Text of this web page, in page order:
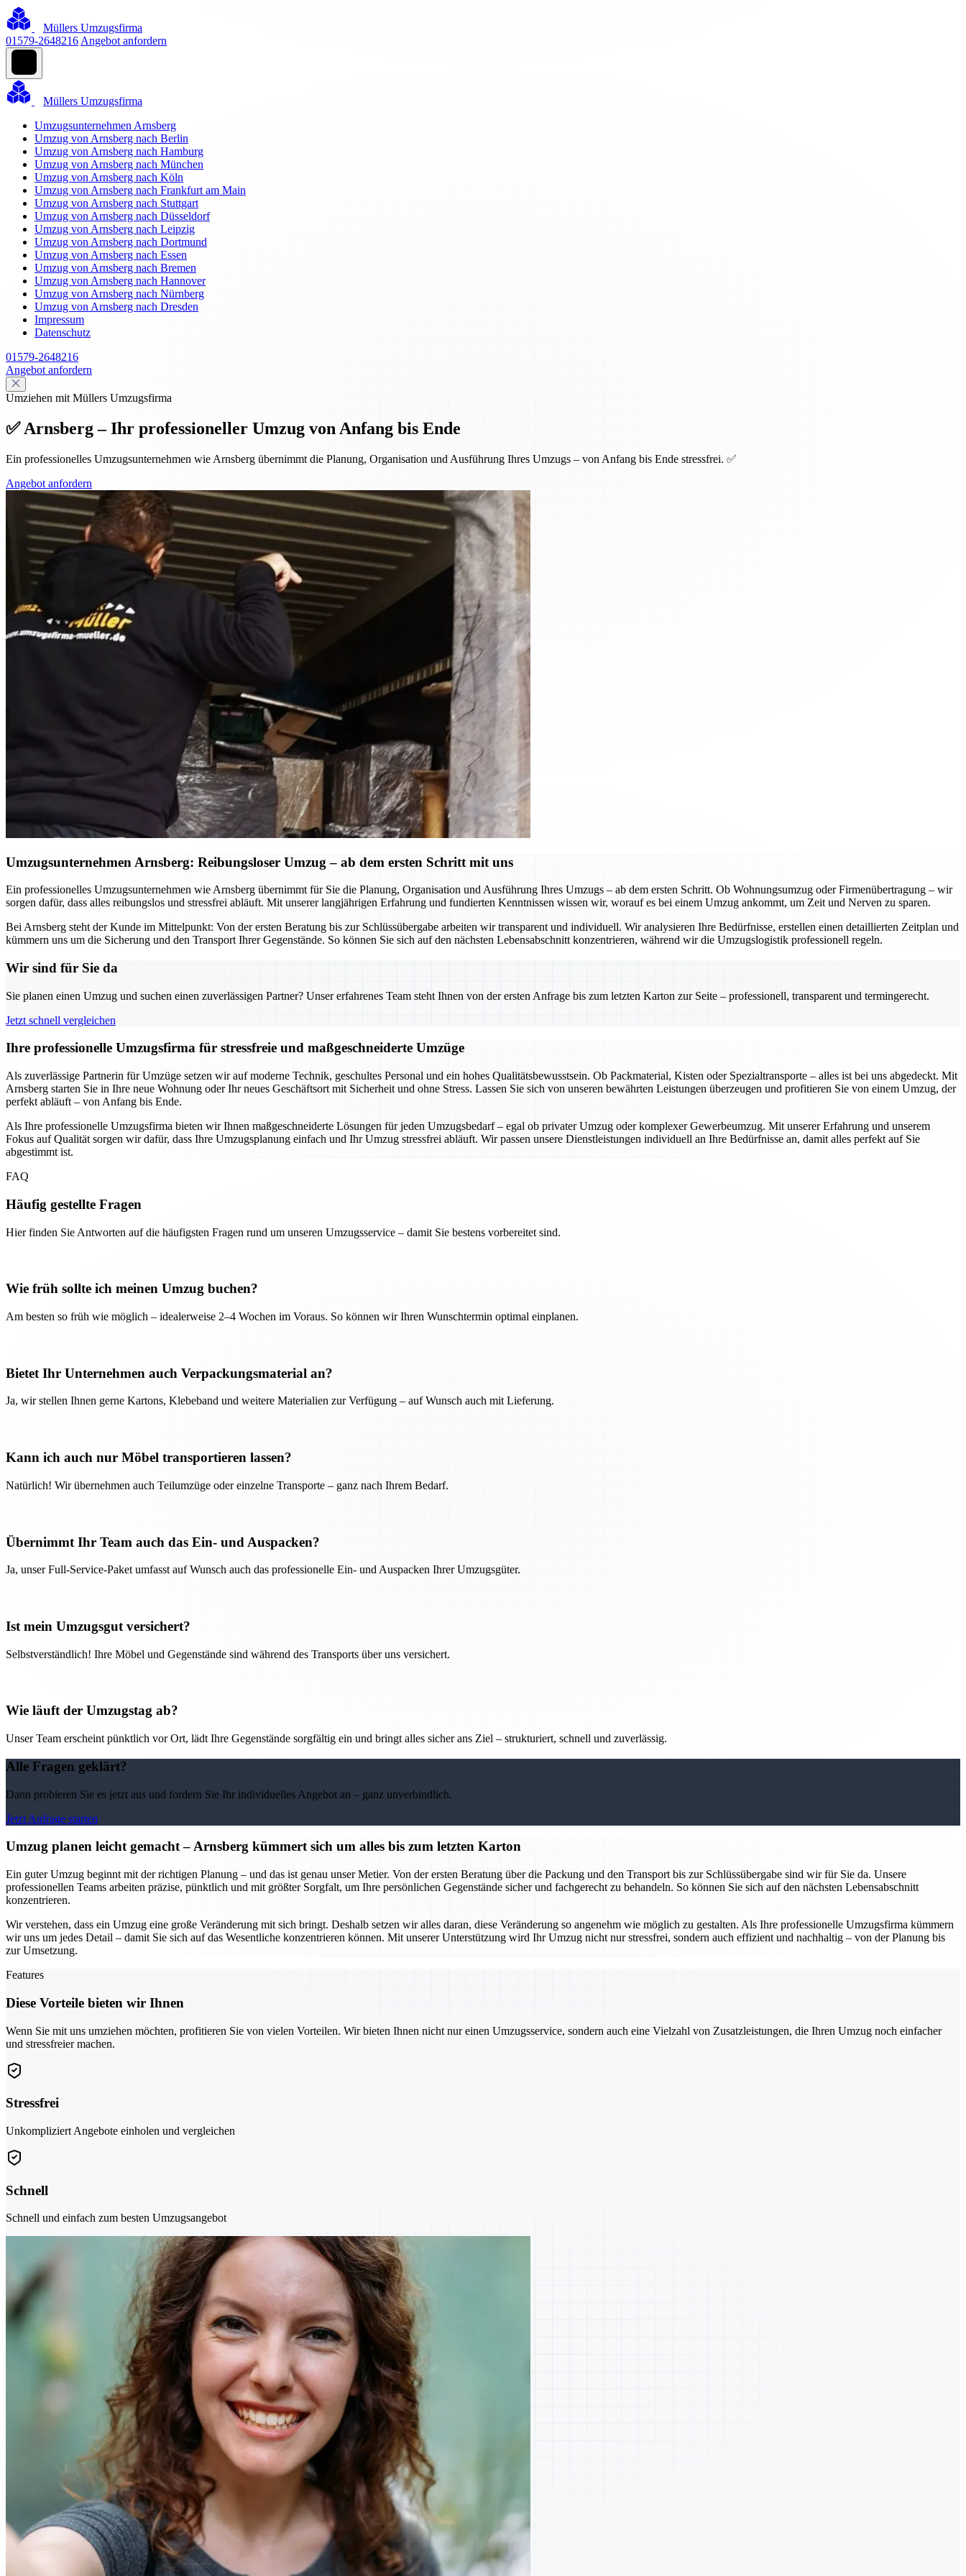
Müllers Umzugsfirma
01579-2648216 Angebot anfordern
Müllers Umzugsfirma
Umzugsunternehmen Arnsberg
Umzug von Arnsberg nach Berlin
Umzug von Arnsberg nach Hamburg
Umzug von Arnsberg nach München
Umzug von Arnsberg nach Köln
Umzug von Arnsberg nach Frankfurt am Main
Umzug von Arnsberg nach Stuttgart
Umzug von Arnsberg nach Düsseldorf
Umzug von Arnsberg nach Leipzig
Umzug von Arnsberg nach Dortmund
Umzug von Arnsberg nach Essen
Umzug von Arnsberg nach Bremen
Umzug von Arnsberg nach Hannover
Umzug von Arnsberg nach Nürnberg
Umzug von Arnsberg nach Dresden
Impressum
Datenschutz
01579-2648216
Angebot anfordern
Umziehen mit Müllers Umzugsfirma
✅ Arnsberg – Ihr professioneller Umzug von Anfang bis Ende
Ein professionelles Umzugsunternehmen wie Arnsberg übernimmt die Planung, Organisation und Ausführung Ihres Umzugs – von Anfang bis Ende stressfrei. ✅
Angebot anfordern
Umzugsunternehmen Arnsberg: Reibungsloser Umzug – ab dem ersten Schritt mit uns
Ein professionelles Umzugsunternehmen wie Arnsberg übernimmt für Sie die Planung, Organisation und Ausführung Ihres Umzugs – ab dem ersten Schritt. Ob Wohnungsumzug oder Firmenübertragung – wir
sorgen dafür, dass alles reibungslos und stressfrei abläuft. Mit unserer langjährigen Erfahrung und fundierten Kenntnissen wissen wir, worauf es bei einem Umzug ankommt, um Zeit und Nerven zu sparen.
Bei Arnsberg steht der Kunde im Mittelpunkt: Von der ersten Beratung bis zur Schlüssübergabe arbeiten wir transparent und individuell. Wir analysieren Ihre Bedürfnisse, erstellen einen detaillierten Zeitplan und
kümmern uns um die Sicherung und den Transport Ihrer Gegenstände. So können Sie sich auf den nächsten Lebensabschnitt konzentrieren, während wir die Umzugslogistik professionell regeln.
Wir sind für Sie da
Sie planen einen Umzug und suchen einen zuverlässigen Partner? Unser erfahrenes Team steht Ihnen von der ersten Anfrage bis zum letzten Karton zur Seite – professionell, transparent und termingerecht.
Jetzt schnell vergleichen
Ihre professionelle Umzugsfirma für stressfreie und maßgeschneiderte Umzüge
Als zuverlässige Partnerin für Umzüge setzen wir auf moderne Technik, geschultes Personal und ein hohes Qualitätsbewusstsein. Ob Packmaterial, Kisten oder Spezialtransporte – alles ist bei uns abgedeckt. Mit
Arnsberg starten Sie in Ihre neue Wohnung oder Ihr neues Geschäftsort mit Sicherheit und ohne Stress. Lassen Sie sich von unseren bewährten Leistungen überzeugen und profitieren Sie von einem Umzug, der
perfekt abläuft – von Anfang bis Ende.
Als Ihre professionelle Umzugsfirma bieten wir Ihnen maßgeschneiderte Lösungen für jeden Umzugsbedarf – egal ob privater Umzug oder komplexer Gewerbeumzug. Mit unserer Erfahrung und unserem
Fokus auf Qualität sorgen wir dafür, dass Ihre Umzugsplanung einfach und Ihr Umzug stressfrei abläuft. Wir passen unsere Dienstleistungen individuell an Ihre Bedürfnisse an, damit alles perfekt auf Sie
abgestimmt ist.
FAQ
Häufig gestellte Fragen
Hier finden Sie Antworten auf die häufigsten Fragen rund um unseren Umzugsservice – damit Sie bestens vorbereitet sind.
Wie früh sollte ich meinen Umzug buchen?
Am besten so früh wie möglich – idealerweise 2–4 Wochen im Voraus. So können wir Ihren Wunschtermin optimal einplanen.
Bietet Ihr Unternehmen auch Verpackungsmaterial an?
Ja, wir stellen Ihnen gerne Kartons, Klebeband und weitere Materialien zur Verfügung – auf Wunsch auch mit Lieferung.
Kann ich auch nur Möbel transportieren lassen?
Natürlich! Wir übernehmen auch Teilumzüge oder einzelne Transporte – ganz nach Ihrem Bedarf.
Übernimmt Ihr Team auch das Ein- und Auspacken?
Ja, unser Full-Service-Paket umfasst auf Wunsch auch das professionelle Ein- und Auspacken Ihrer Umzugsgüter.
Ist mein Umzugsgut versichert?
Selbstverständlich! Ihre Möbel und Gegenstände sind während des Transports über uns versichert.
Wie läuft der Umzugstag ab?
Unser Team erscheint pünktlich vor Ort, lädt Ihre Gegenstände sorgfältig ein und bringt alles sicher ans Ziel – strukturiert, schnell und zuverlässig.
Alle Fragen geklärt?
Dann probieren Sie es jetzt aus und fordern Sie Ihr individuelles Angebot an – ganz unverbindlich.
Jetzt Anfrage starten
Umzug planen leicht gemacht – Arnsberg kümmert sich um alles bis zum letzten Karton
Ein guter Umzug beginnt mit der richtigen Planung – und das ist genau unser Metier. Von der ersten Beratung über die Packung und den Transport bis zur Schlüssübergabe sind wir für Sie da. Unsere
professionellen Teams arbeiten präzise, pünktlich und mit größter Sorgfalt, um Ihre persönlichen Gegenstände sicher und fachgerecht zu behandeln. So können Sie sich auf den nächsten Lebensabschnitt
konzentrieren.
Wir verstehen, dass ein Umzug eine große Veränderung mit sich bringt. Deshalb setzen wir alles daran, diese Veränderung so angenehm wie möglich zu gestalten. Als Ihre professionelle Umzugsfirma kümmern
wir uns um jedes Detail – damit Sie sich auf das Wesentliche konzentrieren können. Mit unserer Unterstützung wird Ihr Umzug nicht nur stressfrei, sondern auch effizient und nachhaltig – von der Planung bis
zur Umsetzung.
Features
Diese Vorteile bieten wir Ihnen
Wenn Sie mit uns umziehen möchten, profitieren Sie von vielen Vorteilen. Wir bieten Ihnen nicht nur einen Umzugsservice, sondern auch eine Vielzahl von Zusatzleistungen, die Ihren Umzug noch einfacher
und stressfreier machen.
Stressfrei
Unkompliziert Angebote einholen und vergleichen
Schnell
Schnell und einfach zum besten Umzugsangebot